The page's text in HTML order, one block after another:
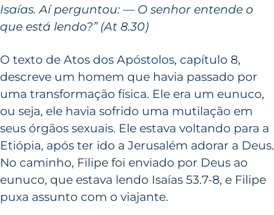
Isaías. Aí perguntou: — O senhor entende o
que está lendo?” (At 8.30)
O texto de Atos dos Apóstolos, capítulo 8,
descreve um homem que havia passado por
uma transformação física. Ele era um eunuco,
ou seja, ele havia sofrido uma mutilação em
seus órgãos sexuais. Ele estava voltando para a
Etiópia, após ter ido a Jerusalém adorar a Deus.
No caminho, Filipe foi enviado por Deus ao
eunuco, que estava lendo Isaías 53.7-8, e Filipe
puxa assunto com o viajante.